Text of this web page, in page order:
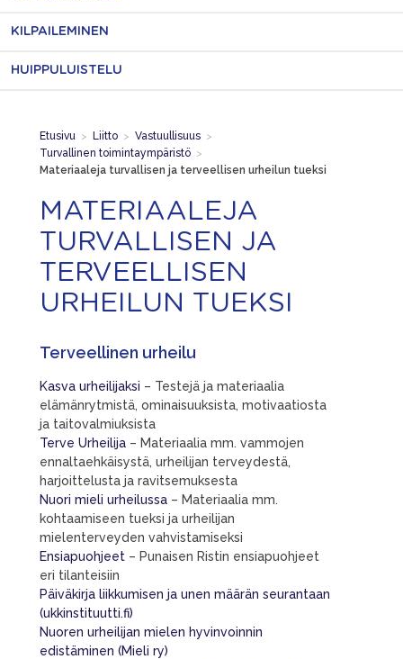
KILPAILEMINEN
HUIPPULUISTELU
Etusivu > Liitto > Vastuullisuus >
Turvallinen toimintaympäristö >
Materiaaleja turvallisen ja terveellisen urheilun tueksi
MATERIAALEJA
TURVALLISEN JA
TERVEELLISEN
URHEILUN TUEKSI
Terveellinen urheilu
Kasva urheilijaksi – Testejä ja materiaalia
elämänrytmistä, ominaisuuksista, motivaatiosta
ja taitovalmiuksista
Terve Urheilija – Materiaalia mm. vammojen
ennaltaehkäisystä, urheilijan terveydestä,
harjoittelusta ja ravitsemuksesta
Nuori mieli urheilussa – Materiaalia mm.
kohtaamiseen tueksi ja urheilijan
mielenterveyden vahvistamiseksi
Ensiapuohjeet – Punaisen Ristin ensiapuohjeet
eri tilanteisiin
Päiväkirja liikkumisen ja unen määrän seurantaan
(ukkinstituutti.fi)
Nuoren urheilijan mielen hyvinvoinnin
edistäminen (Mieli ry)